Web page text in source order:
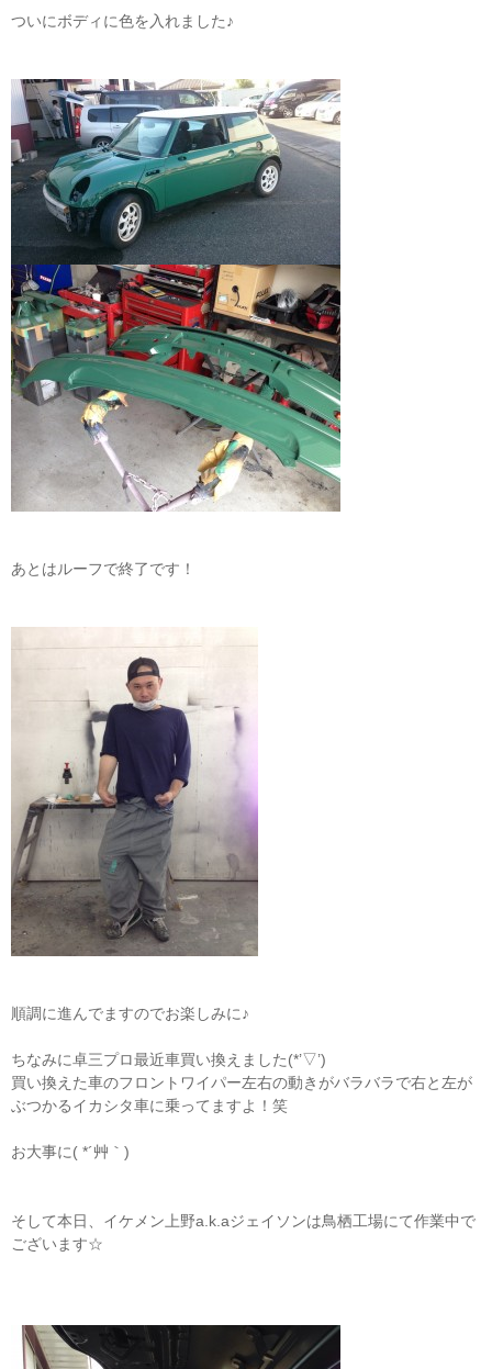
ついにボディに色を入れました♪
あとはルーフで終了です！
順調に進んでますのでお楽しみに♪
ちなみに卓三プロ最近車買い換えました(*’▽’)
買い換えた車のフロントワイパー左右の動きがバラバラで右と左が
ぶつかるイカシタ車に乗ってますよ！笑
お大事に( *´艸｀)
そして本日、イケメン上野a.k.aジェイソンは鳥栖工場にて作業中で
ございます☆